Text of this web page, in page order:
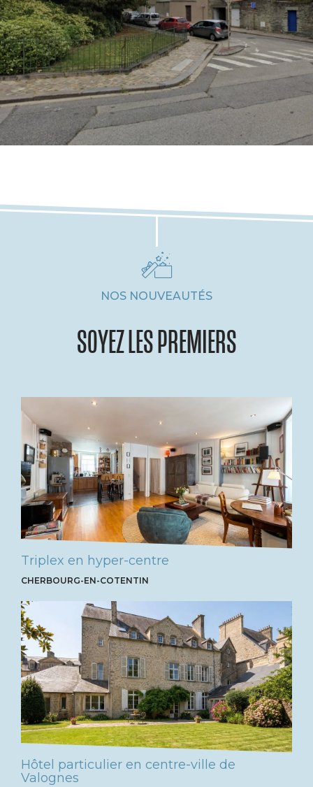
NOS NOUVEAUTÉS
SOYEZ LES PREMIERS
Triplex en hyper-centre
CHERBOURG-EN-COTENTIN
Hôtel particulier en centre-ville de
Valognes